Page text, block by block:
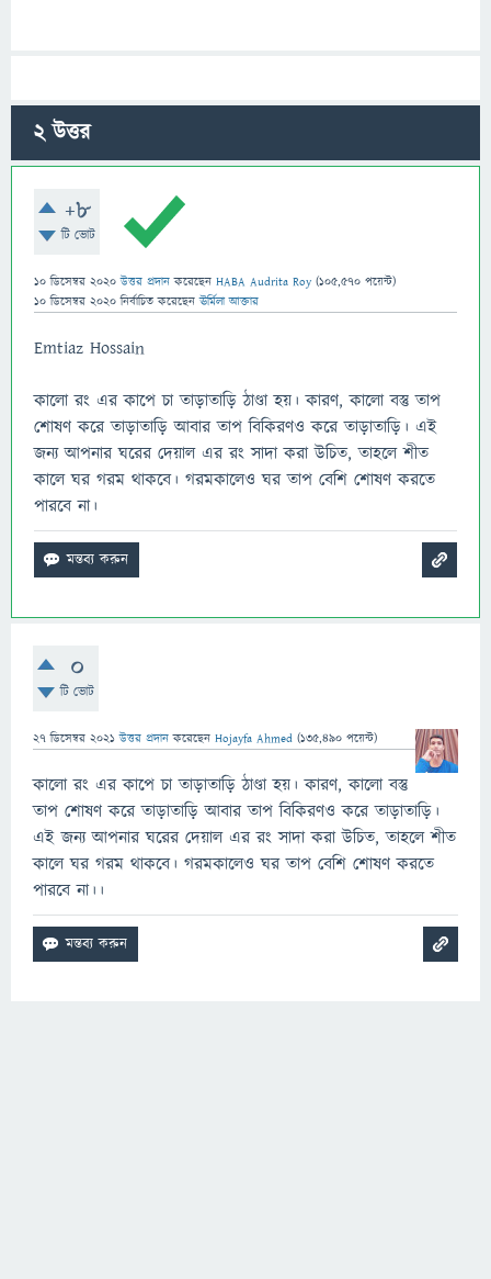
2উত্তর
+8
টি ভোট
10 ডিসেম্বর 2020 উত্তর প্রদান করেছেন HABA Audrita Roy (105,570 পয়েন্ট)
10 ডিসেম্বর 2020 নির্বাচিত করেছেনঊর্মিলা আক্তার
Emtiaz Hossain
কালো রং এর কাপে চা তাড়াতাড়ি ঠাণ্ডা হয়। কারণ, কালো বস্তু তাপ
শোষণ করে তাড়াতাড়ি আবার তাপ বিকিরণও করে তাড়াতাড়ি। এই
জন্য আপনার ঘরের দেয়াল এর রং সাদা করা উচিত, তাহলে শীত
কালে ঘর গরম থাকবে। গরমকালেও ঘর তাপ বেশি শোষণ করতে
পারবে না।
0
টি ভোট
27 ডিসেম্বর 2021 উত্তর প্রদান করেছেন Hojayfa Ahmed (135,490 পয়েন্ট)
কালো রং এর কাপে চা তাড়াতাড়ি ঠাণ্ডা হয়। কারণ, কালো বস্তু
তাপ শোষণ করে তাড়াতাড়ি আবার তাপ বিকিরণও করে তাড়াতাড়ি।
এই জন্য আপনার ঘরের দেয়াল এর রং সাদা করা উচিত, তাহলে শীত
কালে ঘর গরম থাকবে। গরমকালেও ঘর তাপ বেশি শোষণ করতে
পারবে না।।